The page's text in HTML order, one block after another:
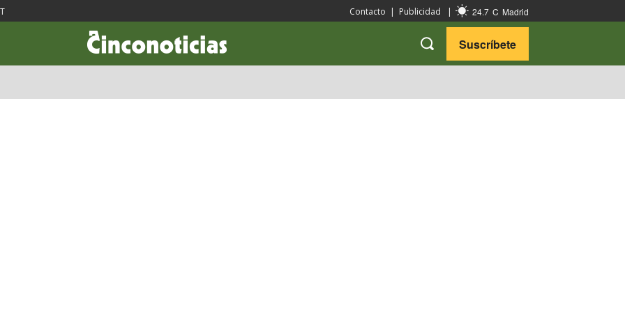
Contacto | Publicidad | 24.7 C Madrid
Suscríbete